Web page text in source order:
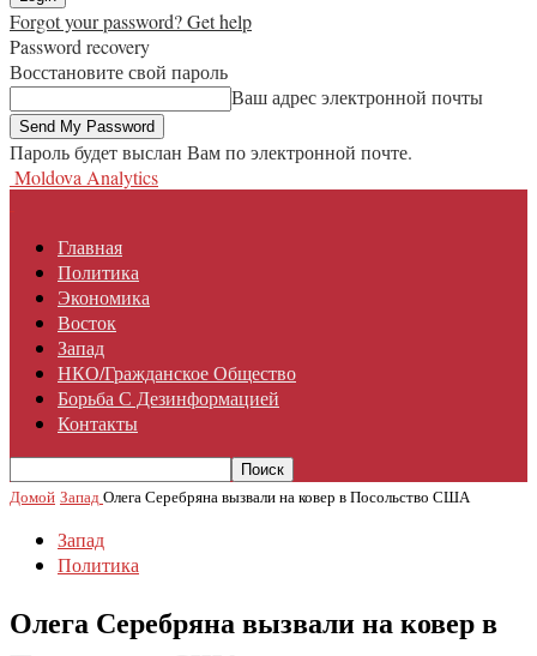
Forgot your password? Get help
Password recovery
Восстановите свой пароль
Ваш адрес электронной почты
Пароль будет выслан Вам по электронной почте.
Moldova Analytics
Главная
Политика
Экономика
Восток
Запад
НКО/гражданское Общество
Борьба С Дезинформацией
Контакты
Домой Запад Олега Серебряна вызвали на ковер в Посольство США
Запад
Политика
Олега Серебряна вызвали на ковер в